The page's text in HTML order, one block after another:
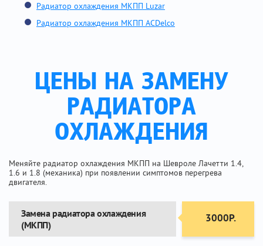
Радиатор охлаждения МКПП Luzar
Радиатор охлаждения МКПП ACDelco
ЦЕНЫ НА ЗАМЕНУ
РАДИАТОРА
ОХЛАЖДЕНИЯ
Меняйте радиатор охлаждения МКПП на Шевроле Лачетти 1.4,
1.6 и 1.8 (механика) при появлении симптомов перегрева
двигателя.
Замена радиатора охлаждения
(МКПП)
3000Р.